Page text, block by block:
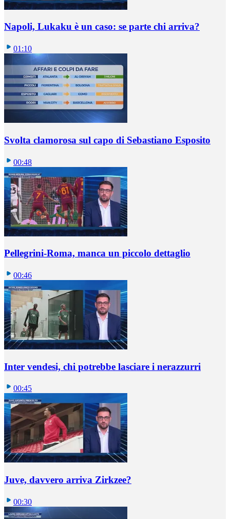
Napoli, Lukaku è un caso: se parte chi arriva?
01:10
Svolta clamorosa sul capo di Sebastiano Esposito
00:48
Pellegrini-Roma, manca un piccolo dettaglio
00:46
Inter vendesi, chi potrebbe lasciare i nerazzurri
00:45
Juve, davvero arriva Zirkzee?
00:30